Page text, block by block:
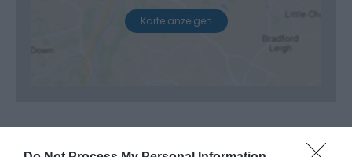
Karte anzeigen